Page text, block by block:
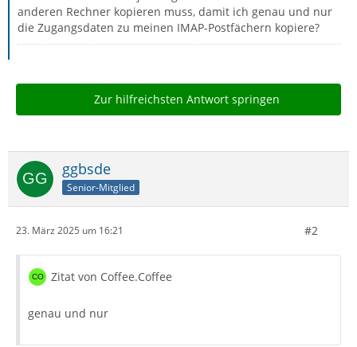
anderen Rechner kopieren muss, damit ich genau und nur
die Zugangsdaten zu meinen IMAP-Postfächern kopiere?
Zur hilfreichsten Antwort springen
ggbsde
Senior-Mitglied
23. März 2025 um 16:21 #2
Zitat von Coffee.Coffee
genau und nur